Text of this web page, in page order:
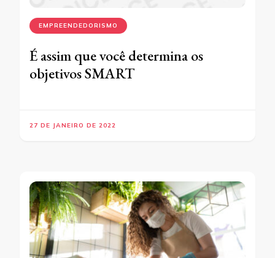
EMPREENDEDORISMO
É assim que você determina os
objetivos SMART
27 DE JANEIRO DE 2022